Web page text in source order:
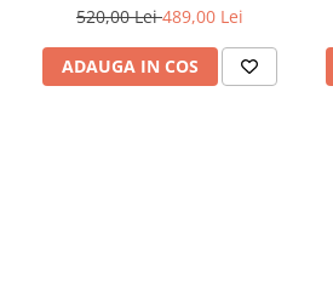
520,00 Lei489,00 Lei
ADAUGA IN COS